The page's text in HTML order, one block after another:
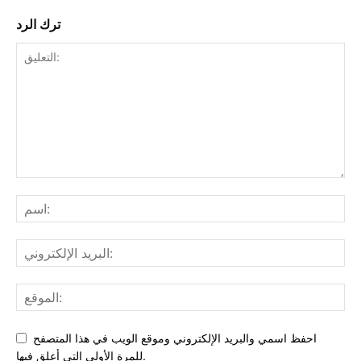
ترك الرد
احفظ اسمي والبريد الإلكتروني وموقع الويب في هذا المتصفح
للمرة الأولى التي أعلق فيها.